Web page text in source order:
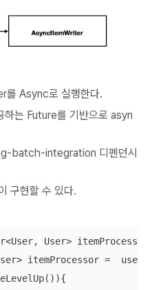
Async로 실행한다.
는 Future를 기반으로 asyn
batch-integration 디펜던시
구현할 수 있다.
User>
itemProcessor =  user